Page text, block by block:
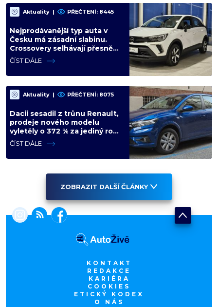
Aktuality | PŘEČTENÍ: 8445
Nejprodávanější typ auta v
Česku má zásadní slabinu.
Crossovery selhávají přesně
tam, kde mají být nejsilnější
ČÍST DÁLE
Aktuality | PŘEČTENÍ: 8075
Dacii sesadil z trůnu Renault,
prodeje nového modelu
vyletěly o 372 % za jediný rok.
Češi ale jedou svojí pohádku
ČÍST DÁLE
ZOBRAZIT DALŠÍ ČLÁNKY
KONTAKT
REDAKCE
KARIÉRA
COOKIES
ETICKÝ KODEX
O NÁS